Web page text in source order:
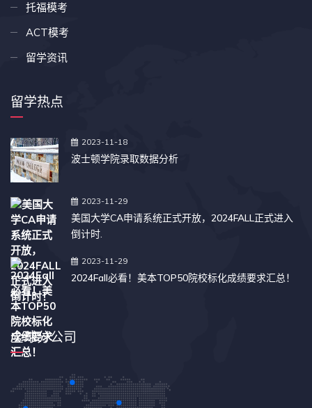
托福模考
ACT模考
留学资讯
留学热点
2023-11-18
波士顿学院录取数据分析
2023-11-29
美国大学CA申请系统正式开放，2024FALL正式进入
倒计时.
2023-11-29
2024Fall必看！美本TOP50院校标化成绩要求汇总！
全球分公司